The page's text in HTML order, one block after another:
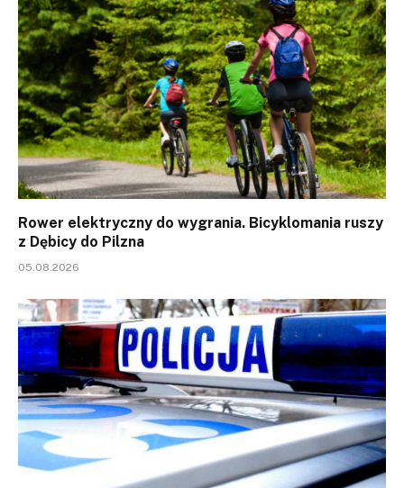
Rower elektryczny do wygrania. Bicyklomania ruszy
z Dębicy do Pilzna
05.08.2026